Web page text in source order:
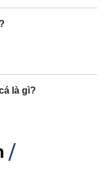
là gì?